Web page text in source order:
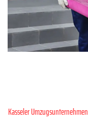
Kasseler Umzugsunternehmen